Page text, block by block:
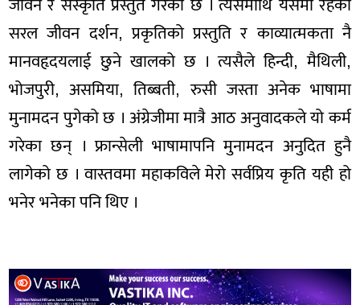
सरल जीवन दर्शन, प्रकृतिको प्रस्तुति र काव्यात्मकता नै
मानवहृदयलाई छुने खालको छ । त्यसैले हिन्दी, मैथिली,
भोजपुरी, असमिया, तिब्बती, रुसी जस्ता अनेक भाषामा
मुनामदन पुगेको छ । अंग्रेजीमा मात्रै आठ अनुवादकले यो कर्म
गरेका छन् । फ्रान्सेली भाषामापनि मुनामदन अनुदित हुनै
लागेको छ । वास्तवमा महाकविले मेरो सर्वप्रिय कृति यही हो
भनेर भनेका पनि थिए ।